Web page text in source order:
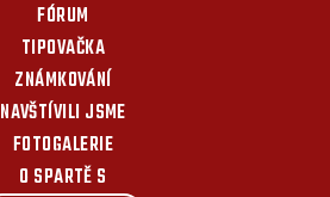
FÓRUM
TIPOVAČKA
ZNÁMKOVÁNÍ
NAVŠTÍVILI JSME
FOTOGALERIE
O SPARTĚ S